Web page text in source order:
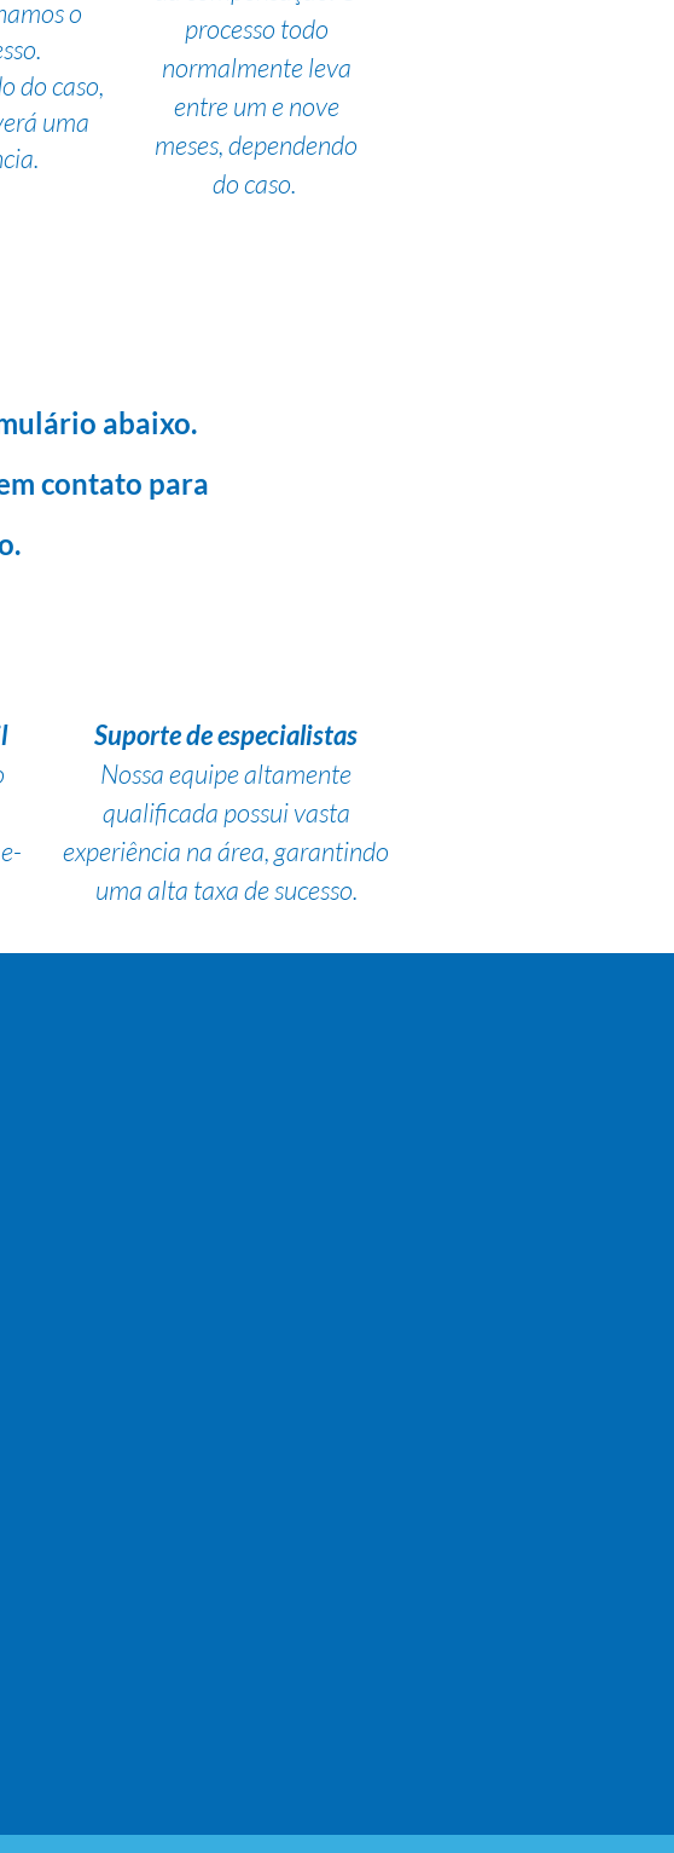
o
do caso,
uma
processo todo
normalmente leva
entre um e nove
meses, dependendo
do caso.
abaixo.
contato para
Suporte de especialistas
Nossa equipe altamente
qualificada possui vasta
experiência na área, garantindo
uma alta taxa de sucesso.